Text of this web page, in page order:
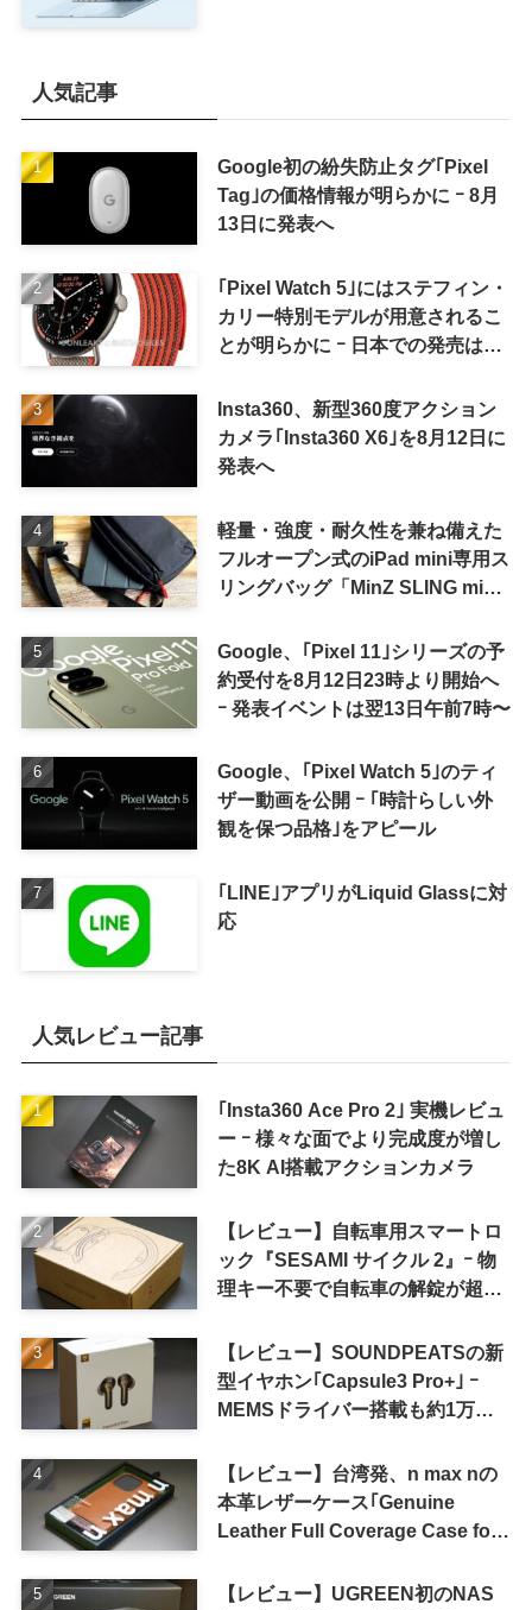
人気記事
Google初の紛失防止タグ｢Pixel
Tag｣の価格情報が明らかに ｰ 8月
13日に発表へ
｢Pixel Watch 5｣にはステフィン・
カリー特別モデルが用意されるこ
とが明らかに ｰ 日本での発売は期
Insta360、新型360度アクション
カメラ｢Insta360 X6｣を8月12日に
発表へ
軽量・強度・耐久性を兼ね備えた
フルオープン式のiPad mini専用ス
リングバッグ「MinZ SLING mini
Google、｢Pixel 11｣シリーズの予
約受付を8月12日23時より開始へ
ｰ 発表イベントは翌13日午前7時〜
Google、｢Pixel Watch 5｣のティ
ザー動画を公開 ｰ ｢時計らしい外
観を保つ品格｣をアピール
｢LINE｣アプリがLiquid Glassに対
応
人気レビュー記事
｢Insta360 Ace Pro 2｣ 実機レビュ
ー ｰ 様々な面でより完成度が増し
た8K AI搭載アクションカメラ
【レビュー】自転車用スマートロ
ック『SESAMI サイクル 2』ｰ 物
理キー不要で自転車の解錠が超簡
【レビュー】SOUNDPEATSの新
型イヤホン｢Capsule3 Pro+｣ ｰ
MEMSドライバー搭載も約1万円
【レビュー】台湾発、n max nの
本革レザーケース｢Genuine
Leather Full Coverage Case for
【レビュー】UGREEN初のNAS